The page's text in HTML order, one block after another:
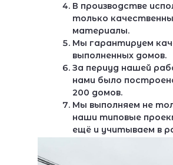
В производстве
только
материалы.
Мы гарантируем
выполненных домов.
За периуд нашей
нами было
200 домов.
Мы выполняем не
наши типовые
ещё и учитываем в